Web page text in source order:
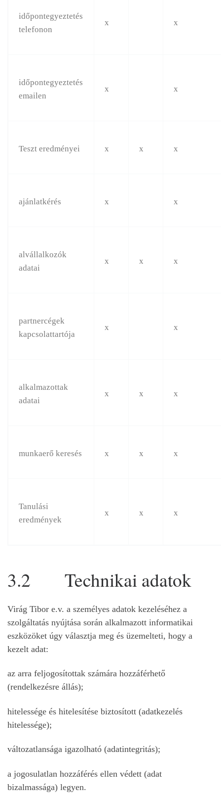
időpontegyeztetés
telefonon
x x
időpontegyeztetés
emailen
x x
Teszt eredményei x x x
ajánlatkérés x x
alvállalkozók
adatai
x x x
partnercégek
kapcsolattartója
x x
alkalmazottak
adatai
x x x
munkaerő keresés x x x
Tanulási
eredmények
x x x
3.2 Technikai adatok
Virág Tibor e.v. a személyes adatok kezeléséhez a
szolgáltatás nyújtása során alkalmazott informatikai
eszközöket úgy választja meg és üzemelteti, hogy a
kezelt adat:
az arra feljogosítottak számára hozzáférhető
(rendelkezésre állás);
hitelessége és hitelesítése biztosított (adatkezelés
hitelessége);
változatlansága igazolható (adatintegritás);
a jogosulatlan hozzáférés ellen védett (adat
bizalmassága) legyen.